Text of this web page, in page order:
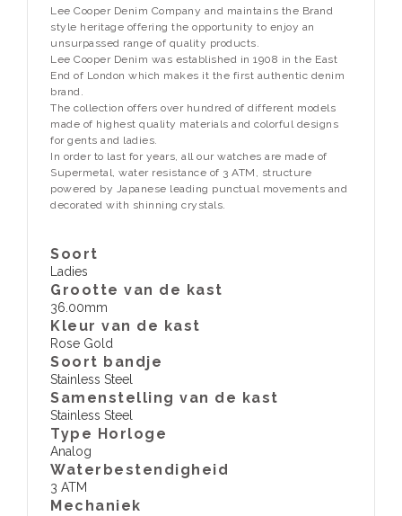
Lee Cooper Denim Company and maintains the Brand
style heritage offering the opportunity to enjoy an
unsurpassed range of quality products.
Lee Cooper Denim was established in 1908 in the East
End of London which makes it the first authentic denim
brand.
The collection offers over hundred of different models
made of highest quality materials and colorful designs
for gents and ladies.
In order to last for years, all our watches are made of
Supermetal, water resistance of 3 ATM, structure
powered by Japanese leading punctual movements and
decorated with shinning crystals.
Soort
Ladies
Grootte van de kast
36.00mm
Kleur van de kast
Rose Gold
Soort bandje
Stainless Steel
Samenstelling van de kast
Stainless Steel
Type Horloge
Analog
Waterbestendigheid
3 ATM
​Mechaniek